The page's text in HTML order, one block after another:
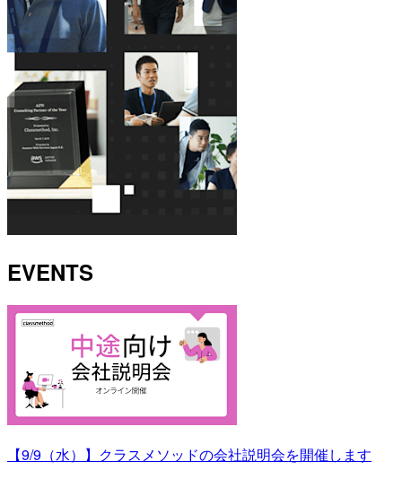
EVENTS
【9/9（水）】クラスメソッドの会社説明会を開催します